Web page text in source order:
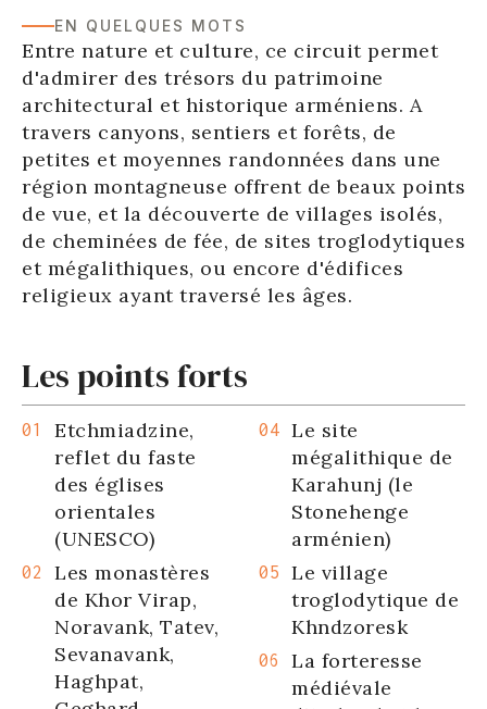
EN QUELQUES MOTS
Entre nature et culture, ce circuit permet
d'admirer des trésors du patrimoine
architectural et historique arméniens. A
travers canyons, sentiers et forêts, de
petites et moyennes randonnées dans une
région montagneuse offrent de beaux points
de vue, et la découverte de villages isolés,
de cheminées de fée, de sites troglodytiques
et mégalithiques, ou encore d'édifices
religieux ayant traversé les âges.
Les points forts
Etchmiadzine,
reflet du faste
des églises
orientales
(UNESCO)
Les monastères
de Khor Virap,
Noravank, Tatev,
Sevanavank,
Haghpat,
Le site
mégalithique de
Karahunj (le
Stonehenge
arménien)
Le village
troglodytique de
Khndzoresk
La forteresse
médiévale